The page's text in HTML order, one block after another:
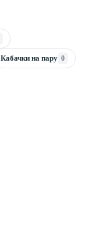
Кабачки на пару 0